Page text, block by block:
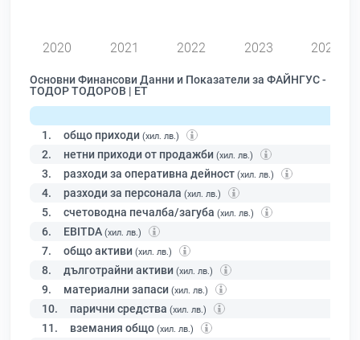
2020 2021 2022 2023 2024
Основни Финансови Данни и Показатели за ФАЙНГУС -
ТОДОР ТОДОРОВ | ЕТ
1. общо приходи (хил. лв.)
2. нетни приходи от продажби (хил. лв.)
3. разходи за оперативна дейност (хил. лв.)
4. разходи за персонала (хил. лв.)
5. счетоводна печалба/загуба (хил. лв.)
6. EBITDA (хил. лв.)
7. общо активи (хил. лв.)
8. дълготрайни активи (хил. лв.)
9. материални запаси (хил. лв.)
10. парични средства (хил. лв.)
11. вземания общо (хил. лв.)